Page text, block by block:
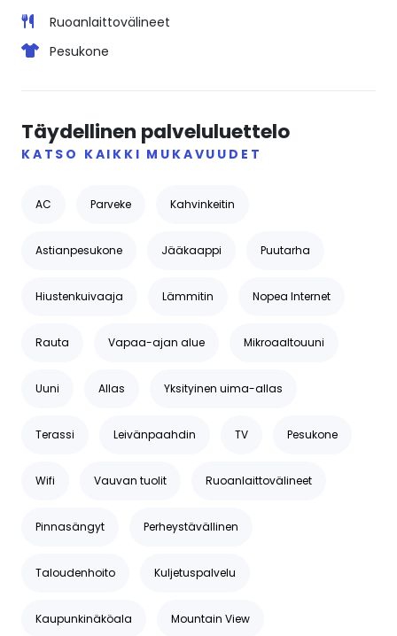
Ruoanlaittovälineet
Pesukone
Täydellinen palveluluettelo
KATSO KAIKKI MUKAVUUDET
AC Parveke Kahvinkeitin
Astianpesukone Jääkaappi Puutarha
Hiustenkuivaaja Lämmitin Nopea Internet
Rauta Vapaa-ajan alue Mikroaaltouuni
Uuni Allas Yksityinen uima-allas
Terassi Leivänpaahdin TV Pesukone
Wifi Vauvan tuolit Ruoanlaittovälineet
Pinnasängyt Perheystävällinen
Taloudenhoito Kuljetuspalvelu
Kaupunkinäköala Mountain View